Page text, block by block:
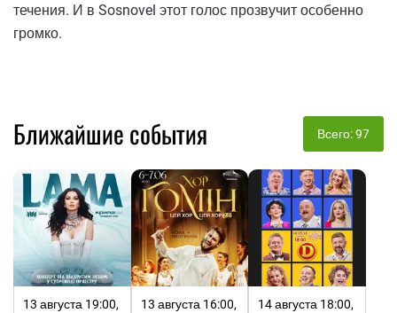
течения. И в Sosnovel этот голос прозвучит особенно
громко.
Ближайшие события Всего: 97
13 августа 19:00,
13 августа 16:00,
14 августа 18:00,